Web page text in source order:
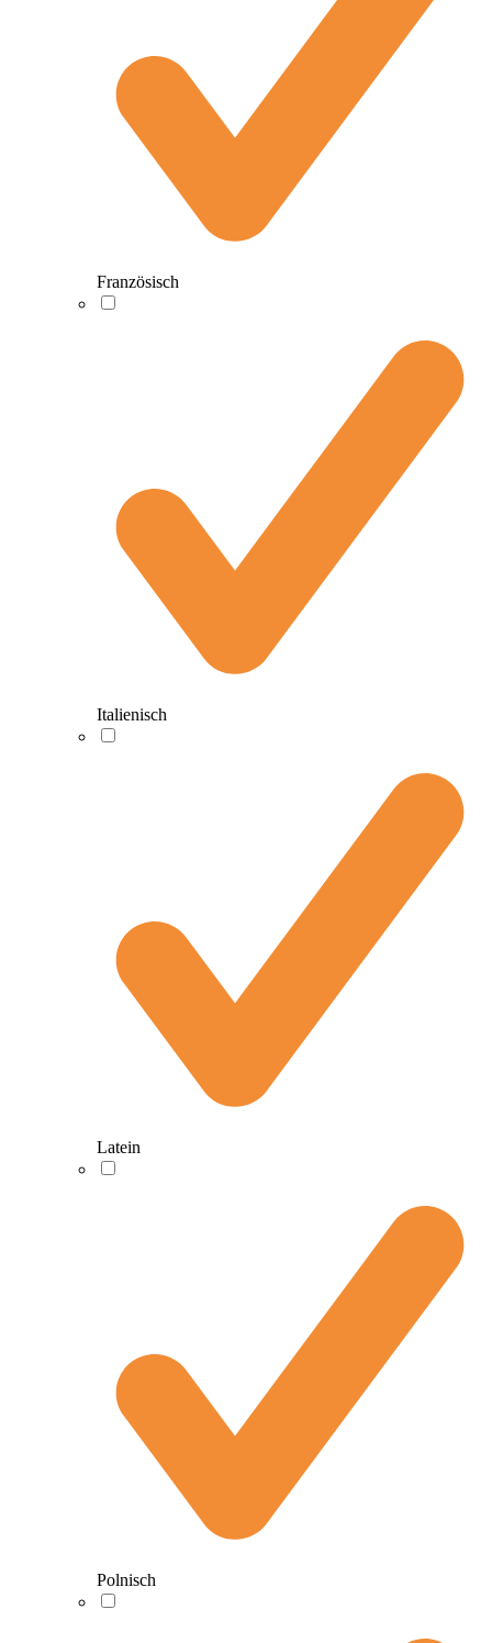
Französisch
Italienisch
Latein
Polnisch